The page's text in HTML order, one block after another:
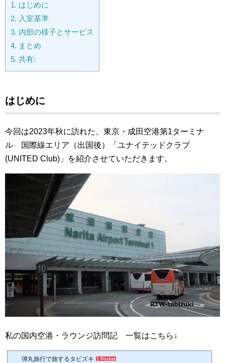
1. はじめに
2. 入室基準
3. 内部の様子とサービス
4. まとめ
5. 共有:
はじめに
今回は2023年秋に訪れた、東京・成田空港第1ターミナ
ル 国際線エリア（出国後）「ユナイテッドクラブ
(UNITED Club)」を紹介させていただきます。
私の国内空港・ラウンジ訪問記 一覧はこちら↓
弾丸旅行で旅するタビズキ 1 Pocket